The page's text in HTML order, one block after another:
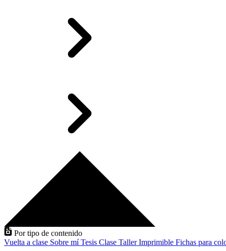
Por tipo de contenido
Vuelta a clase Sobre míTesis Clase TallerImprimible Fichas para